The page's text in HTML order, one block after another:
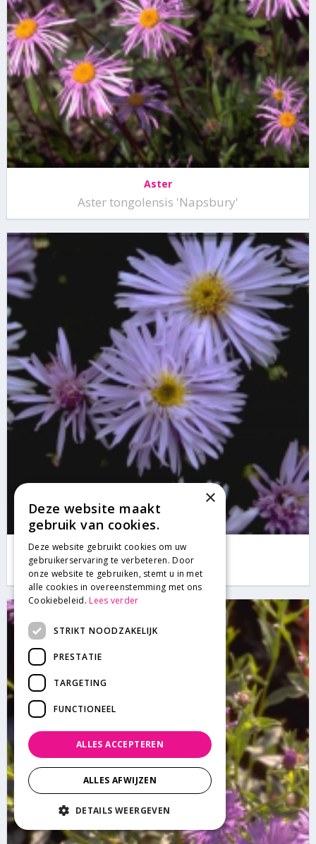
Aster
Aster tongolensis 'Napsbury'
Aster
Aster 'Silberteppich'
×
Deze website maakt
gebruik van cookies.
Deze website gebruikt cookies om uw
gebruikerservaring te verbeteren. Door
onze website te gebruiken, stemt u in met
alle cookies in overeenstemming met ons
Cookiebeleid. Lees verder
STRIKT NOODZAKELIJK
PRESTATIE
TARGETING
FUNCTIONEEL
ALLES ACCEPTEREN
ALLES AFWIJZEN
DETAILS WEERGEVEN